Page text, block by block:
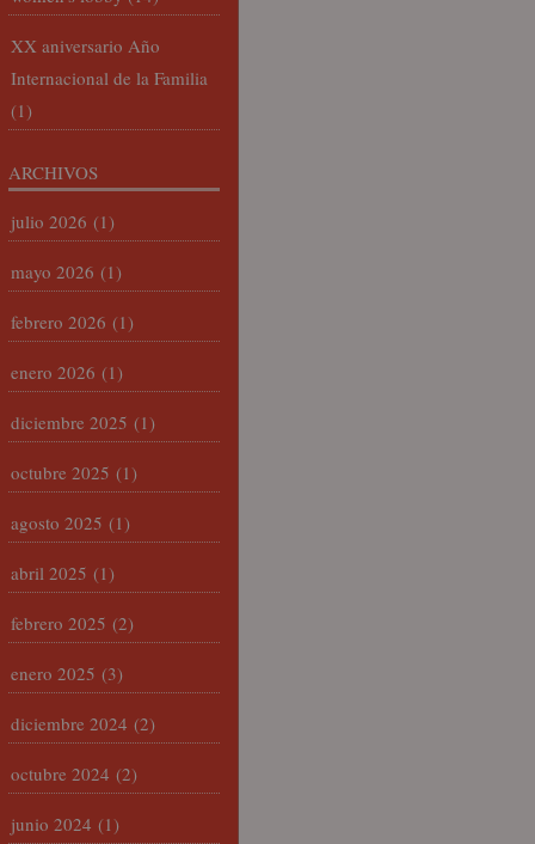
XX aniversario Año
Internacional de la Familia
(1)
ARCHIVOS
julio 2026 (1)
mayo 2026 (1)
febrero 2026 (1)
enero 2026 (1)
diciembre 2025 (1)
octubre 2025 (1)
agosto 2025 (1)
abril 2025 (1)
febrero 2025 (2)
enero 2025 (3)
diciembre 2024 (2)
octubre 2024 (2)
junio 2024 (1)